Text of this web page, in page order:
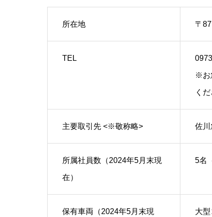
所在地 〒
TEL
※お
く
主要取引先 <※敬称略> 佐
所属社員数（2024年5月末現
在）
5名
保有車両（2024年5月末現 大